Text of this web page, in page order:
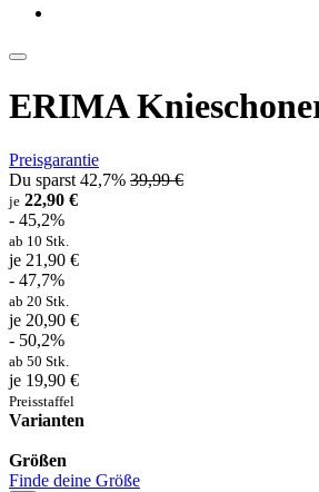
ERIMA
Preisgarantie
Du sparst 42,7% 39,99 €
je 22,90 €
- 45,2%
ab 10 Stk.
je 21,90 €
- 47,7%
ab 20 Stk.
je 20,90 €
- 50,2%
ab 50 Stk.
je 19,90 €
Preisstaffel
Varianten
Größen
Finde deine Größe